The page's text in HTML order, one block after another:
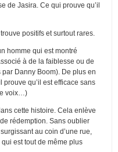
de Jasira. Ce qui prouve qu’il
positifs et surtout rares.
homme qui est montré
à de la faiblesse ou de
Danny Boom). De plus en
qu’il est efficace sans
voix…)
cette histoire. Cela enlève
rédemption. Sans oublier
au coin d’une rue,
est tout de même plus